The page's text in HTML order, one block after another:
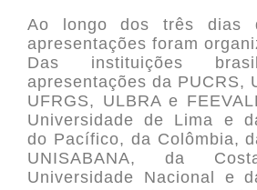
Ao longo dos três dias
apresentações foram
Das instituições
apresentações da PUCRS,
UFRGS, ULBRA e
Universidade de Lima e
do Pacífico, da Colômbia,
UNISABANA, da
Universidade Nacional e